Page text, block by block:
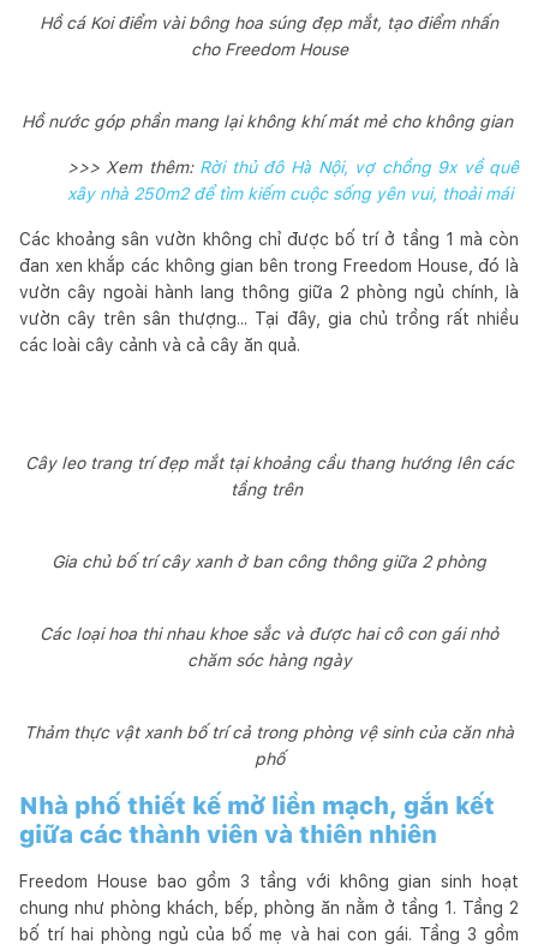
Hồ cá Koi điểm vài bông hoa súng đẹp mắt, tạo điểm nhấn
cho Freedom House
Hồ nước góp phần mang lại không khí mát mẻ cho không gian
>>> Xem thêm: Rời thủ đô Hà Nội, vợ chồng 9x về quê
xây nhà 250m2 để tìm kiếm cuộc sống yên vui, thoải mái
Các khoảng sân vườn không chỉ được bố trí ở tầng 1 mà còn
đan xen khắp các không gian bên trong Freedom House, đó là
vườn cây ngoài hành lang thông giữa 2 phòng ngủ chính, là
vườn cây trên sân thượng... Tại đây, gia chủ trồng rất nhiều
các loài cây cảnh và cả cây ăn quả.
Cây leo trang trí đẹp mắt tại khoảng cầu thang hướng lên các
tầng trên
Gia chủ bố trí cây xanh ở ban công thông giữa 2 phòng
Các loại hoa thi nhau khoe sắc và được hai cô con gái nhỏ
chăm sóc hàng ngày
Thảm thực vật xanh bố trí cả trong phòng vệ sinh của căn nhà
phố
Nhà phố thiết kế mở liền mạch, gắn kết
giữa các thành viên và thiên nhiên
Freedom House bao gồm 3 tầng với không gian sinh hoạt
chung như phòng khách, bếp, phòng ăn nằm ở tầng 1. Tầng 2
bố trí hai phòng ngủ của bố mẹ và hai con gái. Tầng 3 gồm